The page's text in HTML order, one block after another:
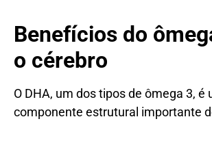
Benefícios do
o cérebro
O DHA, um dos tipos de ômega 3, é
componente estrutural importante